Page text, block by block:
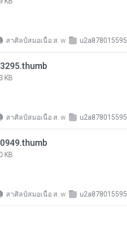
สาศิลป์สมอเนื้อ ส. w u2a878015595b6c01262c0b2e7fa62d35
KB
สาศิลป์สมอเนื้อ ส. w u2a878015595b6c01262c0b2e7fa62d35
KB
สาศิลป์สมอเนื้อ ส. w u2a878015595b6c01262c0b2e7fa62d35